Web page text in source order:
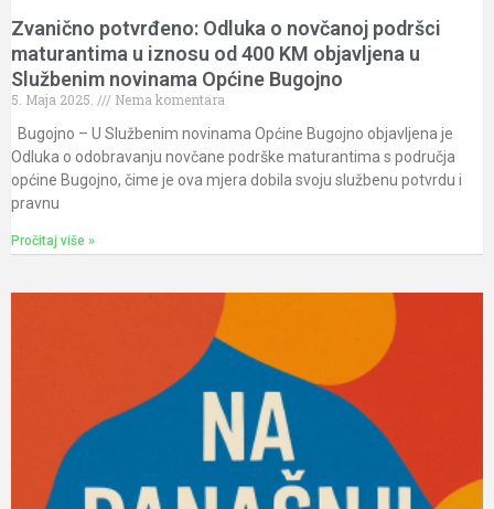
Zvanično potvrđeno: Odluka o novčanoj podršci
maturantima u iznosu od 400 KM objavljena u
Službenim novinama Općine Bugojno
5. Maja 2025.
Nema komentara
Bugojno – U Službenim novinama Općine Bugojno objavljena je
Odluka o odobravanju novčane podrške maturantima s područja
općine Bugojno, čime je ova mjera dobila svoju službenu potvrdu i
pravnu
Pročitaj više »